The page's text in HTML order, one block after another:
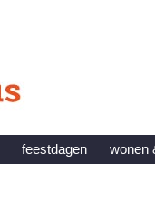
feestdagen wonen